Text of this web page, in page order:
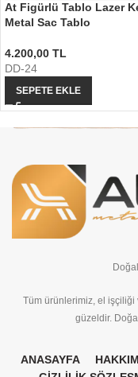
At Figürlü Tablo Lazer
Metal Sac Tablo
4.200,00 TL
DD-24
SEPETE EKLE
Tüm ürünlerimiz, el
güzeldir.
ANASAYFA